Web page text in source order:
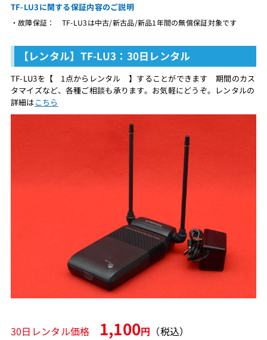
TF-LU3に関する保証内容のご説明
・故障保証： TF-LU3は中古/新古品/新品1年間の無償保証対象です
【レンタル】TF-LU3：30日レンタル
TF-LU3を【 1点からレンタル 】することができます 期間のカス
タマイズなど、各種ご相談も承ります。お気軽にどうぞ。レンタルの
詳細はこちら
30日レンタル価格 1,100円 （税込）